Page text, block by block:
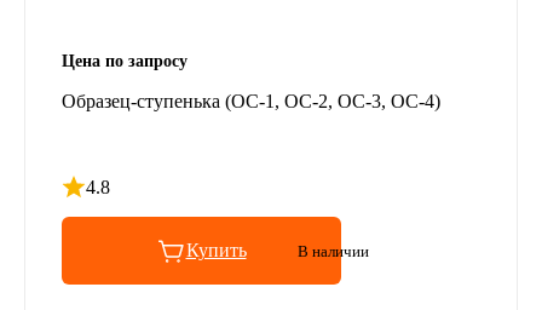
Цена по запросу
Образец-ступенька (ОС-1, ОС-2, ОС-3, ОС-4)
4.8
Рейтинг 4.8 из 5
Купить В наличии